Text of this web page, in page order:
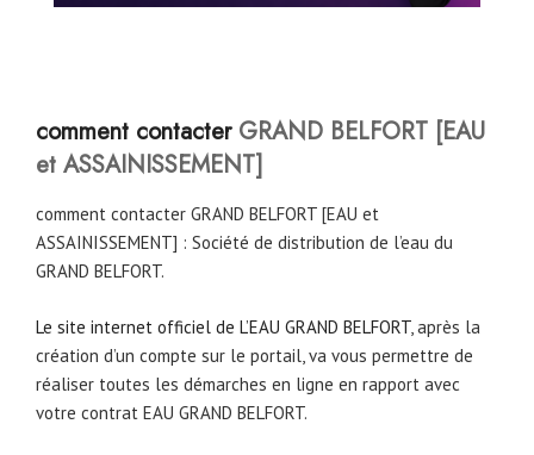
comment contacterGRAND BELFORT [EAU
et ASSAINISSEMENT]
comment contacter GRAND BELFORT [EAU et
ASSAINISSEMENT] : Société de distribution de l’eau du
GRAND BELFORT.
Le site internet officiel de L’EAU GRAND BELFORT, après la
création d’un compte sur le portail, va vous permettre de
réaliser toutes les démarches en ligne en rapport avec
votre contrat EAU GRAND BELFORT.